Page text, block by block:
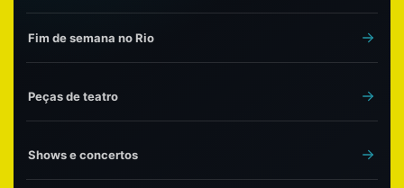
Fim de semana no Rio
Peças de teatro
Shows e concertos